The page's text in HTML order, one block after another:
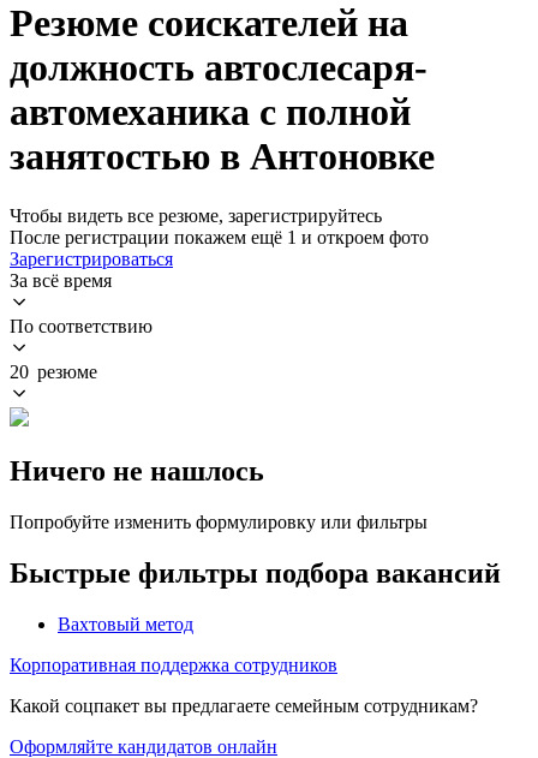
Резюме соискателей на
должность автослесаря-
автомеханика с полной
занятостью в Антоновке
Чтобы видеть все резюме, зарегистрируйтесь
После регистрации покажем ещё 1 и откроем фото
Зарегистрироваться
За всё время
По соответствию
20 резюме
Ничего не нашлось
Попробуйте изменить формулировку или фильтры
Быстрые фильтры подбора вакансий
Вахтовый метод
Корпоративная поддержка сотрудников
Какой соцпакет вы предлагаете семейным сотрудникам?
Оформляйте кандидатов онлайн